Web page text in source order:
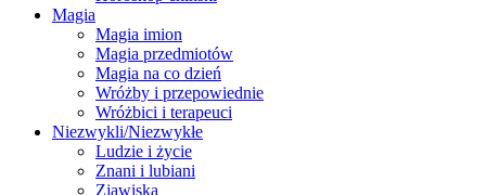
Magia
Magia imion
Magia przedmiotów
Magia na co dzień
Wróżby i przepowiednie
Wróżbici i terapeuci
Niezwykli/Niezwykłe
Ludzie i życie
Znani i lubiani
Zjawiska